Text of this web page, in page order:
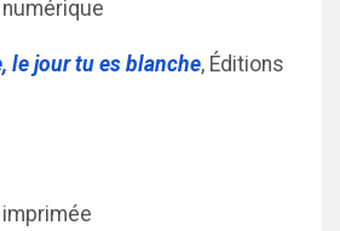
le jour tu es blanche, Éditions